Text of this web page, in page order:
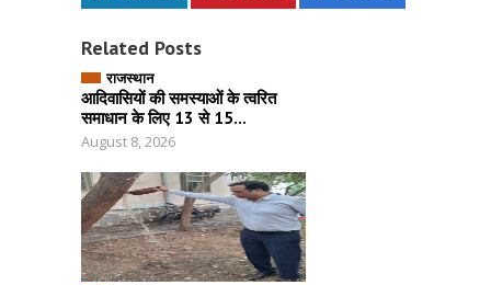
Related Posts
राजस्थान
आदिवासियों की समस्याओं के त्वरित
समाधान के लिए 13 से 15...
August 8, 2026